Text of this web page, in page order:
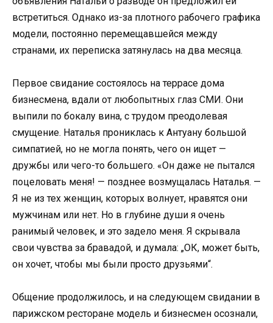
встретиться. Однако из-за плотного рабочего графика
модели, постоянно перемещавшейся между
странами, их переписка затянулась на два месяца.
Первое свидание состоялось на террасе дома
бизнесмена, вдали от любопытных глаз СМИ. Они
выпили по бокалу вина, с трудом преодолевая
смущение. Наталья прониклась к Антуану большой
симпатией, но не могла понять, чего он ищет —
дружбы или чего-то большего. «Он даже не пытался
поцеловать меня! — позднее возмущалась Наталья. —
Я не из тех женщин, которых волнует, нравятся они
мужчинам или нет. Но в глубине души я очень
ранимый человек, и это задело меня. Я скрывала
свои чувства за бравадой, и думала: „ОК, может быть,
он хочет, чтобы мы были просто друзьями“.
Общение продолжилось, и на следующем свидании в
парижском ресторане модель и бизнесмен осознали,